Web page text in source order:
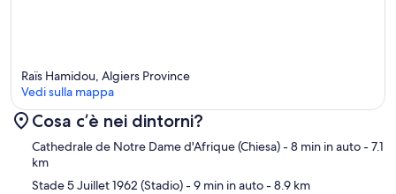
Mappa
Raïs Hamidou, Algiers Province
Vedi sulla mappa
Cosa c’è nei dintorni?
Cathedrale de Notre Dame d'Afrique (Chiesa)- 8 min in auto- 7.1
km
Stade 5 Juillet 1962 (Stadio)- 9 min in auto- 8.9 km